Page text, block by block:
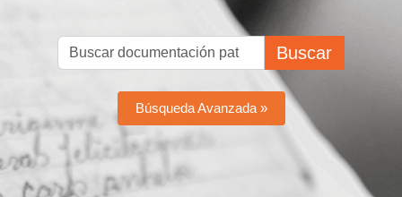
Buscar
Búsqueda Avanzada »